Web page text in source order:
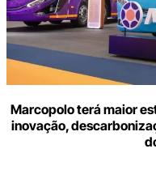
Marcopolo terá maior
inovação,